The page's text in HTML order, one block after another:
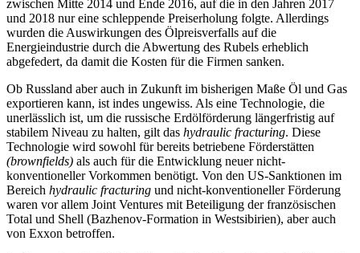
zwischen Mitte 2014 und Ende 2016, auf die in den Jahren 2017
und 2018 nur eine schleppende Preiserholung folgte. Allerdings
wurden die Auswirkungen des Ölpreisverfalls auf die
Energieindustrie durch die Abwertung des Rubels erheblich
abgefedert, da damit die Kosten für die Firmen sanken.
Ob Russland aber auch in Zukunft im bisherigen Maße Öl und Gas
exportieren kann, ist indes ungewiss. Als eine Technologie, die
unerlässlich ist, um die russische Erdölförderung längerfristig auf
stabilem Niveau zu halten, gilt das hydraulic fractur­ing. Diese
Technologie wird sowohl für be­reits betriebene Förderstätten
(brownfields) als auch für die Entwicklung neuer nicht-
konventioneller Vorkommen benötigt. Von den US-Sanktionen im
Bereich hydraulic fracturing und nicht-konventioneller Förde­rung
waren vor allem Joint Ventures mit Beteili­gung der französischen
Total und Shell (Bazhenov-Formation in Westsibirien), aber auch
von Exxon betroffen.